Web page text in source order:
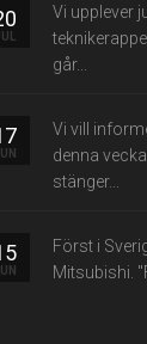
Vi upplever
går...
Vi vill
denna
stänger...
Först i
Mitsubishi.